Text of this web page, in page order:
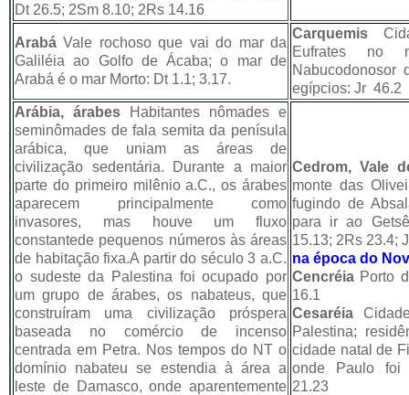
Dt 26.5; 2Sm 8.10; 2Rs 14.16
Arabá Vale rochoso que vai do mar da
Galiléia ao Golfo de Ácaba; o mar de
Arabá é o mar Morto: Dt 1.1; 3.17.
Carquemis
Eufrates no
Nabucodonosor
egípcios: Jr 46.2
Arábia, árabes Habitantes nômades e
seminômades de fala semita da penísula
arábica, que uniam as áreas de
civilização sedentária. Durante a maior
parte do primeiro milênio a.C., os árabes
aparecem principalmente como
invasores, mas houve um fluxo
constantede pequenos números às áreas
de habitação fixa.A partir do século 3 a.C.
o sudeste da Palestina foi ocupado por
um grupo de árabes, os nabateus, que
construíram uma civilização próspera
baseada no comércio de incenso
centrada em Petra. Nos tempos do NT o
domínio nabateu se estendia à área a
leste de Damasco, onde aparentemente
Cedrom, Vale
monte das
fugindo de
para ir ao
15.13; 2Rs 23.4;
na época do
Cencréia Porto
16.1
Cesaréia
Palestina;
cidade natal de
onde Paulo foi
21.23